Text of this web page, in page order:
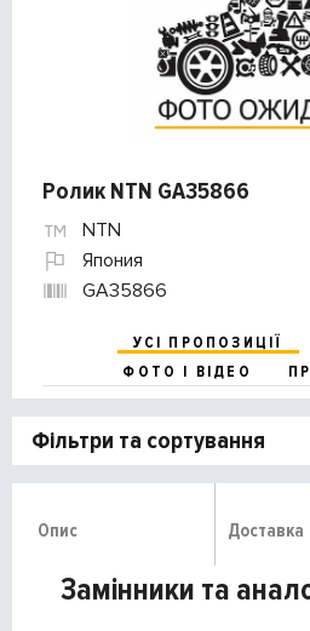
Ролик NTN GA35866
NTN
Япония
GA35866
УСІ ПРОПОЗИЦІЇ
ФОТО І ВІДЕО
Фільтри та сортування
Опис Доставка
Замінники та